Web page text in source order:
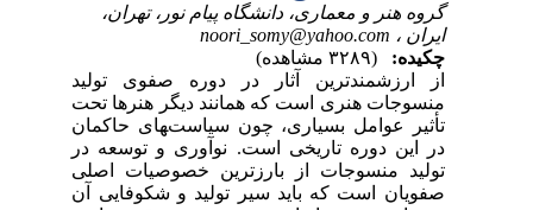
گروه هنر و معماری، دانشگاه پیام نور، تهران،
noori_somy@yahoo.com
(۳۲۸۹ مشاهده)
از ارزشمندترین آثار در دوره صفوی تولید
منسوجات هنری است که همانند دیگر هنرها تحت
تأثیر عوامل بسیاری، چون سیاست‌‍های حاکمان
در این دوره تاریخی است. نوآوری و توسعه در
تولید منسوجات از بارزترین خصوصیات اصلی
صفویان است که باید سیر تولید و شکوفایی آن